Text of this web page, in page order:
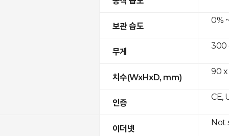
보관 습도
무게
치수(WxHxD, mm)
인증
이더넷
0%
300
90 x
CE,
Not